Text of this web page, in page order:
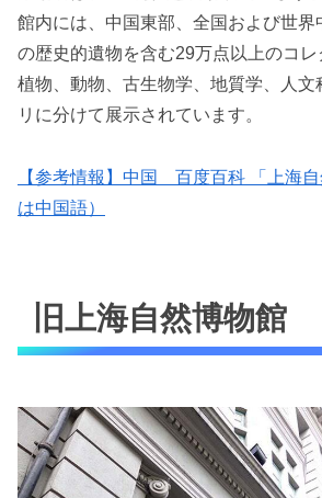
館内には、中国東部、全国および世界
の歴史的遺物を含む29万点以上のコレ
植物、動物、古生物学、地質学、人文
リに分けて展示されています。
【参考情報】中国 百度百科 「上海
は中国語）
旧上海自然博物館